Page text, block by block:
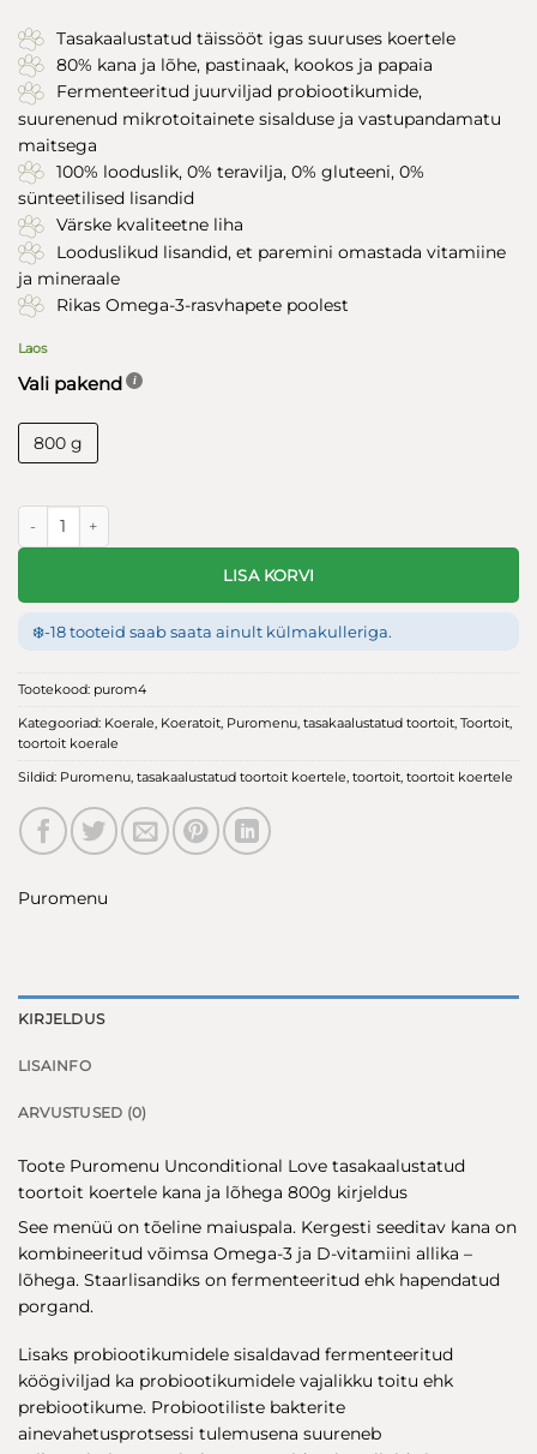
Tasakaalustatud täissööt igas suuruses koertele
80% kana ja lõhe, pastinaak, kookos ja papaia
Fermenteeritud juurviljad probiootikumide,
suurenenud mikrotoitainete sisalduse ja vastupandamatu
maitsega
100% looduslik, 0% teravilja, 0% gluteeni, 0%
sünteetilised lisandid
Värske kvaliteetne liha
Looduslikud lisandid, et paremini omastada vitamiine
ja mineraale
Rikas Omega-3-rasvhapete poolest
Laos
Vali pakend
800 g
Puromenu Unconditional Love tasakaalustatud toortoit koertele kana
LISA KORVI
❄️-18 tooteid saab saata ainult külmakulleriga.
Tootekood: purom4
Kategooriad: Koerale, Koeratoit, Puromenu, tasakaalustatud toortoit, Toortoit,
toortoit koerale
Sildid: Puromenu, tasakaalustatud toortoit koertele, toortoit, toortoit koertele
Puromenu
KIRJELDUS
LISAINFO
ARVUSTUSED (0)
Toote Puromenu Unconditional Love tasakaalustatud
toortoit koertele kana ja lõhega 800g kirjeldus
See menüü on tõeline maiuspala. Kergesti seeditav kana on
kombineeritud võimsa Omega-3 ja D-vitamiini allika –
lõhega. Staarlisandiks on fermenteeritud ehk hapendatud
porgand.
Lisaks probiootikumidele sisaldavad fermenteeritud
köögiviljad ka probiootikumidele vajalikku toitu ehk
prebiootikume. Probiootiliste bakterite
ainevahetusprotsessi tulemusena suureneb